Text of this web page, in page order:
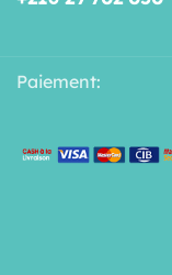
Paiement: